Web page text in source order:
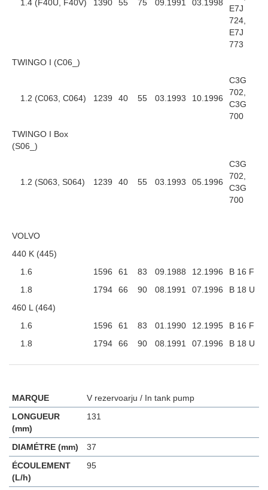
1.4 (F40U, F40V) 1390 55 75 09.1991 03.1998
E7J
724,
E7J
773
TWINGO I (C06_)
1.2 (C063, C064) 1239 40 55 03.1993 10.1996
C3G
702,
C3G
700
TWINGO I Box
(S06_)
1.2 (S063, S064) 1239 40 55 03.1993 05.1996
C3G
702,
C3G
700
VOLVO
440 K (445)
1.6
1596 61 83 09.1988 12.1996
B 16 F
1.8
1794 66 90 08.1991 07.1996
B 18 U
460 L (464)
1.6
1596 61 83 01.1990 12.1995
B 16 F
1.8
1794 66 90 08.1991 07.1996 B 18 U
MARQUE
V rezervoarju / In tank pump
LONGUEUR
(mm)
131
DIAMÉTRE (mm)
37
ÉCOULEMENT
(L/h)
95